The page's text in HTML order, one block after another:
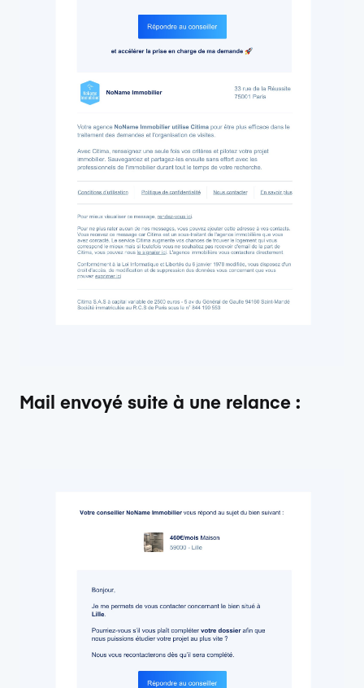
Mail envoyé suite à une relance :